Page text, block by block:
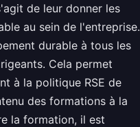
de leur donner les
au sein de l'entreprise.
durable à tous les
Cela permet
à la politique RSE de
des formations à la
la formation, il est